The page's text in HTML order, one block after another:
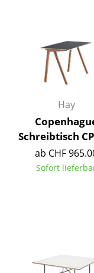
Garderoben
... alle
Licht
Bodenleuchten
Hay
Schreibtisch
ab CHF
Sofort